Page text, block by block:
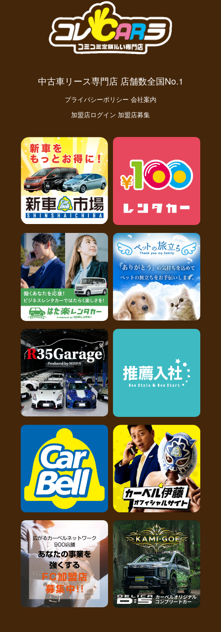
中古車リース専門店 店舗数全国No.1
プライバシーポリシー 会社案内
加盟店ログイン 加盟店募集